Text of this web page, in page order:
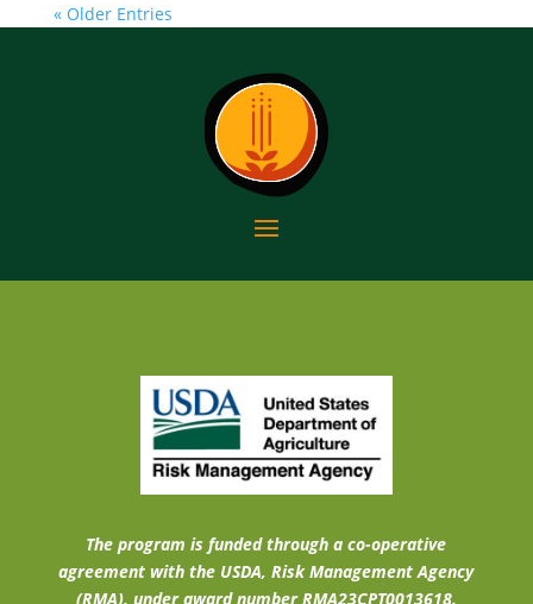
« Older Entries
The program is funded through a co-operative
agreement with the USDA, Risk Management Agency
(RMA), under award number RMA23CPT0013618.